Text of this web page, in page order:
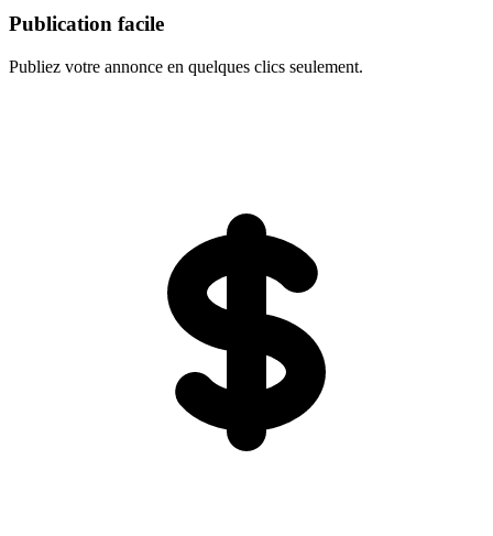
Publication facile
Publiez votre annonce en quelques clics seulement.